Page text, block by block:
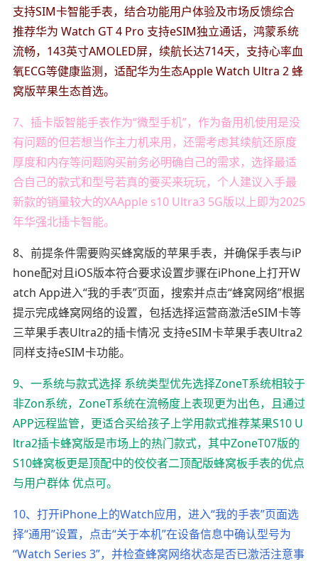
支持SIM卡智能手表，结合功能用户体验及市场反馈综合
推荐华为 Watch GT 4 Pro 支持eSIM独立通话，鸿蒙系统
流畅，143英寸AMOLED屏，续航长达714天，支持心率血
氧ECG等健康监测，适配华为生态Apple Watch Ultra 2 蜂
窝版苹果生态首选。
7、插卡版智能手表作为“微型手机”，作为备用机使用是没
有问题的但若想当作主力机来用，还需考虑其续航还原度
厚度和内存等问题购买前务必明确自己的需求，选择最适
合自己的款式和型号若真的要买来玩玩，个人建议入手最
新款的销量较大的XAApple s10 Ultra3 5G版以上即为2025
年华强北插卡智能。
8、前提条件需要购买蜂窝版的苹果手表，并确保手表与iP
hone配对且iOS版本符合要求设置步骤在iPhone上打开W
atch App进入“我的手表”页面，搜索并点击“蜂窝网络”根据
提示完成蜂窝网络的设置，包括选择运营商激活eSIM卡等
三苹果手表Ultra2的插卡情况 支持eSIM卡苹果手表Ultra2
同样支持eSIM卡功能。
9、一系统与款式选择 系统类型优先选择ZoneT系统相较于
非Zon系统，ZoneT系统在流畅度上表现更为出色，且通过
APP远程监管，更适合买给孩子上学用款式推荐某果S10 U
ltra2插卡蜂窝版是市场上的热门款式，其中ZoneT07版的
S10蜂窝板更是顶配中的佼佼者二顶配版蜂窝板手表的优点
与用户群体 优点可。
10、打开iPhone上的Watch应用，进入“我的手表”页面选
择“通用”设置，点击“关于本机”在设备信息中确认型号为
“Watch Series 3”，并检查蜂窝网络状态是否已激活注意事